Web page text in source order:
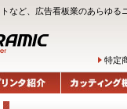
など、広告看板業のあらゆる
特定